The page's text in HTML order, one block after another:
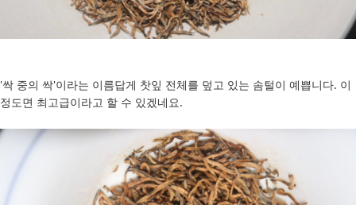
'싹 중의 싹'이라는 이름답게 찻잎 전체를 덮고 있는 솜털이 예쁩니다. 이
정도면 최고급이라고 할 수 있겠네요.